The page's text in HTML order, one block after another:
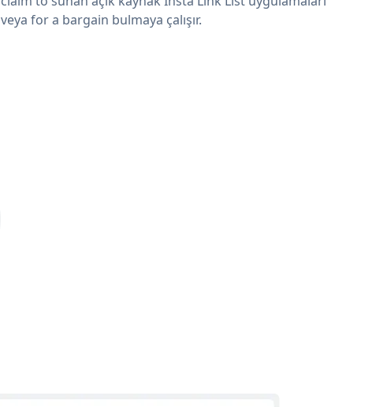
veya for a bargain bulmaya çalışır.